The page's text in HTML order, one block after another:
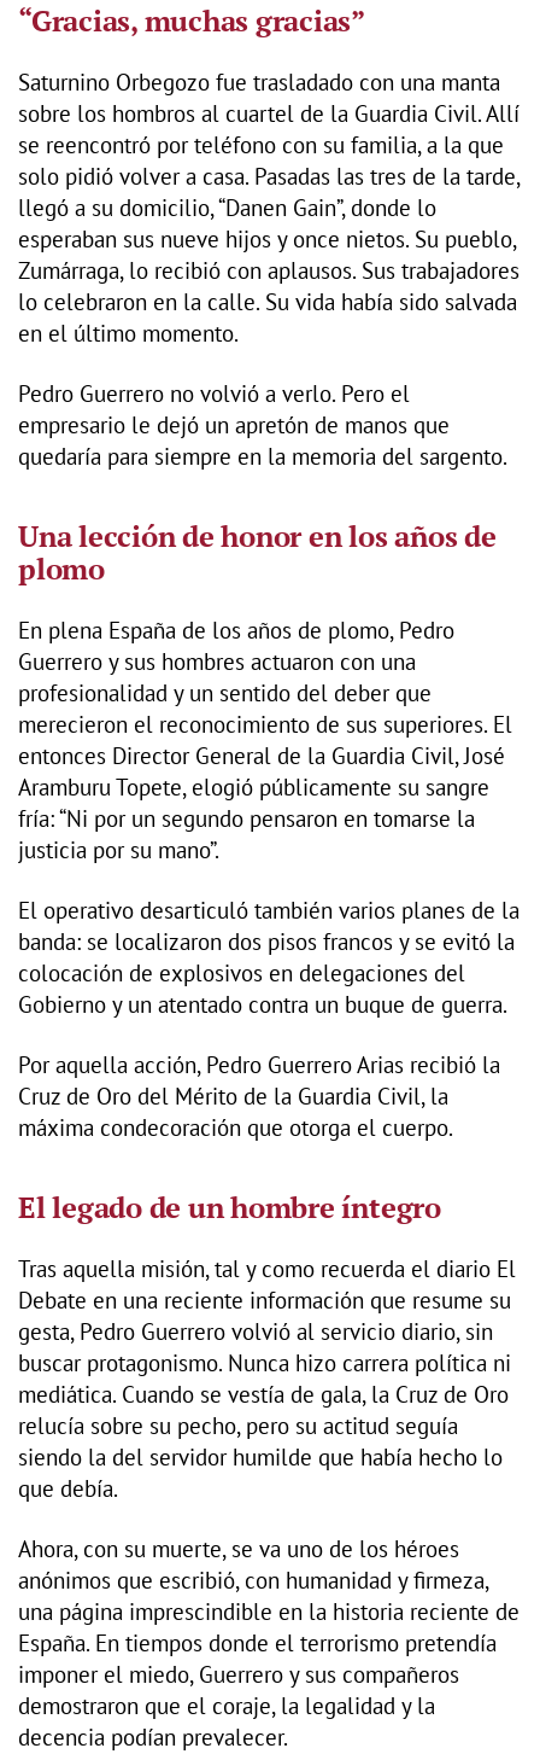
“Gracias, muchas gracias”
Saturnino Orbegozo fue trasladado con una manta
sobre los hombros al cuartel de la Guardia Civil. Allí
se reencontró por teléfono con su familia, a la que
solo pidió volver a casa. Pasadas las tres de la tarde,
llegó a su domicilio, “Danen Gain”, donde lo
esperaban sus nueve hijos y once nietos. Su pueblo,
Zumárraga, lo recibió con aplausos. Sus trabajadores
lo celebraron en la calle. Su vida había sido salvada
en el último momento.
Pedro Guerrero no volvió a verlo. Pero el
empresario le dejó un apretón de manos que
quedaría para siempre en la memoria del sargento.
Una lección de honor en los años de
plomo
En plena España de los años de plomo, Pedro
Guerrero y sus hombres actuaron con una
profesionalidad y un sentido del deber que
merecieron el reconocimiento de sus superiores. El
entonces Director General de la Guardia Civil, José
Aramburu Topete, elogió públicamente su sangre
fría: “Ni por un segundo pensaron en tomarse la
justicia por su mano”.
El operativo desarticuló también varios planes de la
banda: se localizaron dos pisos francos y se evitó la
colocación de explosivos en delegaciones del
Gobierno y un atentado contra un buque de guerra.
Por aquella acción, Pedro Guerrero Arias recibió la
Cruz de Oro del Mérito de la Guardia Civil, la
máxima condecoración que otorga el cuerpo.
El legado de un hombre íntegro
Tras aquella misión, tal y como recuerda el diario El
Debate en una reciente información que resume su
gesta, Pedro Guerrero volvió al servicio diario, sin
buscar protagonismo. Nunca hizo carrera política ni
mediática. Cuando se vestía de gala, la Cruz de Oro
relucía sobre su pecho, pero su actitud seguía
siendo la del servidor humilde que había hecho lo
que debía.
Ahora, con su muerte, se va uno de los héroes
anónimos que escribió, con humanidad y firmeza,
una página imprescindible en la historia reciente de
España. En tiempos donde el terrorismo pretendía
imponer el miedo, Guerrero y sus compañeros
demostraron que el coraje, la legalidad y la
decencia podían prevalecer.